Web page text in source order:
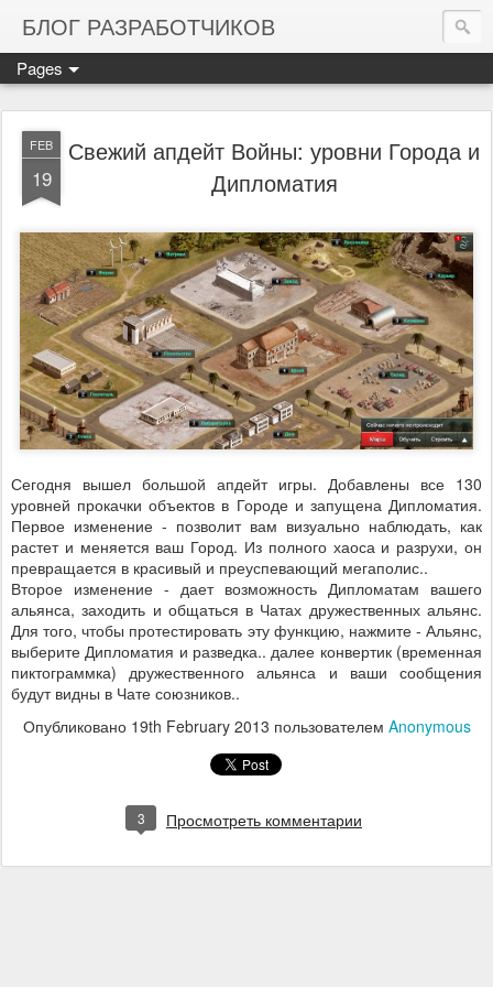
БЛОГ РАЗРАБОТЧИКОВ
Pages
FEB
19
Свежий апдейт Войны: уровни Города и
Дипломатия
Сегодня вышел большой апдейт игры. Добавлены все 130
уровней прокачки объектов в Городе и запущена Дипломатия.
Первое изменение - позволит вам визуально наблюдать, как
растет и меняется ваш Город. Из полного хаоса и разрухи, он
превращается в красивый и преуспевающий мегаполис..
Второе изменение - дает возможность Дипломатам вашего
альянса, заходить и общаться в Чатах дружественных альянс.
Для того, чтобы протестировать эту функцию, нажмите - Альянс,
выберите Дипломатия и разведка.. далее конвертик (временная
пиктограммка) дружественного альянса и ваши сообщения
будут видны в Чате союзников..
Опубликовано 19th February 2013 пользователем Anonymous
3 Просмотреть комментарии